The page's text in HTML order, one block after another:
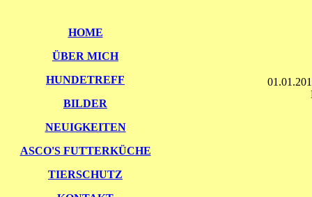
HOME
ÜBER MICH
HUNDETREFF
BILDER
NEUIGKEITEN
ASCO'S FUTTERKÜCHE
TIERSCHUTZ